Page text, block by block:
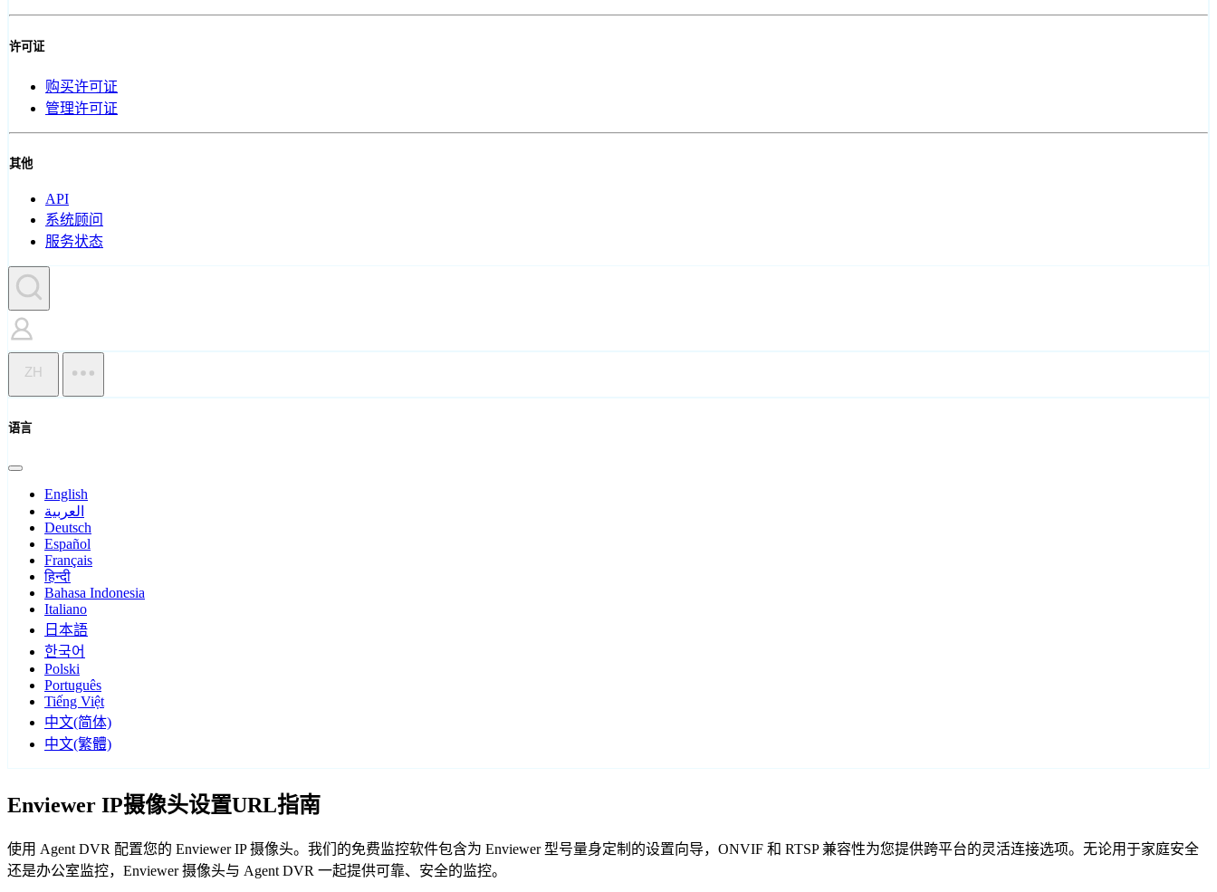
许可证
购买许可证
管理许可证
其他
API
系统顾问
服务状态
ZH
语言
English
العربية
Deutsch
Español
Français
हिन्दी
Bahasa Indonesia
Italiano
日本語
한국어
Polski
Português
Tiếng Việt
中文(简体)
中文(繁體)
Enviewer IP摄像头设置URL指南
使用 Agent DVR 配置您的 Enviewer IP 摄像头。我们的免费监控软件包含为 Enviewer 型号量身定制的设置向导，ONVIF 和 RTSP 兼容性为您提供跨平台的灵活连接选项。无论用于家庭安全
还是办公室监控，Enviewer 摄像头与 Agent DVR 一起提供可靠、安全的监控。